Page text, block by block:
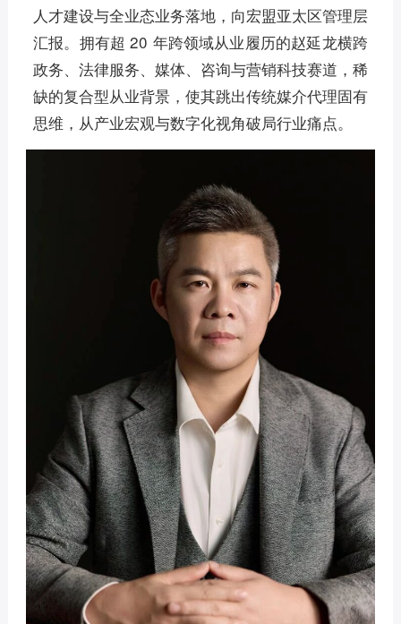
人才建设与全业态业务落地，向宏盟亚太区管理层
汇报。拥有超 20 年跨领域从业履历的赵延龙横跨
政务、法律服务、媒体、咨询与营销科技赛道，稀
缺的复合型从业背景，使其跳出传统媒介代理固有
思维，从产业宏观与数字化视角破局行业痛点。